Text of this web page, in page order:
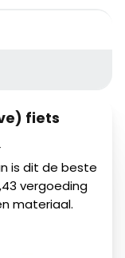
fiets
is dit de beste
vergoeding
materiaal.